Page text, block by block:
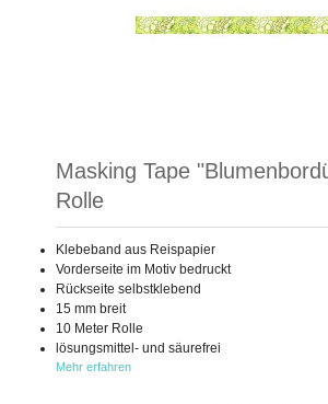
Masking Tape
Rolle
Klebeband aus Reispapier
Vorderseite im Motiv bedruckt
Rückseite selbstklebend
15 mm breit
10 Meter Rolle
lösungsmittel- und säurefrei
Mehr erfahren